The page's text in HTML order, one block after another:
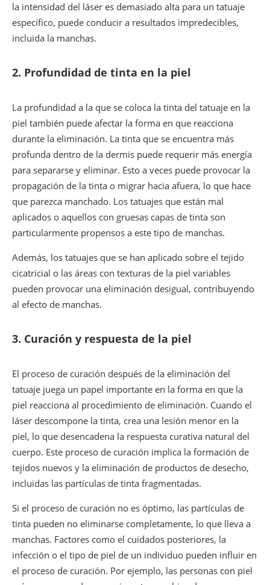
la intensidad del láser es demasiado alta para un tatuaje
específico, puede conducir a resultados impredecibles,
incluida la manchas.
2. Profundidad de tinta en la piel
La profundidad a la que se coloca la tinta del tatuaje en la
piel también puede afectar la forma en que reacciona
durante la eliminación. La tinta que se encuentra más
profunda dentro de la dermis puede requerir más energía
para separarse y eliminar. Esto a veces puede provocar la
propagación de la tinta o migrar hacia afuera, lo que hace
que parezca manchado. Los tatuajes que están mal
aplicados o aquellos con gruesas capas de tinta son
particularmente propensos a este tipo de manchas.
Además, los tatuajes que se han aplicado sobre el tejido
cicatricial o las áreas con texturas de la piel variables
pueden provocar una eliminación desigual, contribuyendo
al efecto de manchas.
3. Curación y respuesta de la piel
El proceso de curación después de la eliminación del
tatuaje juega un papel importante en la forma en que la
piel reacciona al procedimiento de eliminación. Cuando el
láser descompone la tinta, crea una lesión menor en la
piel, lo que desencadena la respuesta curativa natural del
cuerpo. Este proceso de curación implica la formación de
tejidos nuevos y la eliminación de productos de desecho,
incluidas las partículas de tinta fragmentadas.
Si el proceso de curación no es óptimo, las partículas de
tinta pueden no eliminarse completamente, lo que lleva a
manchas. Factores como el cuidados posteriores, la
infección o el tipo de piel de un individuo pueden influir en
el proceso de curación. Por ejemplo, las personas con piel